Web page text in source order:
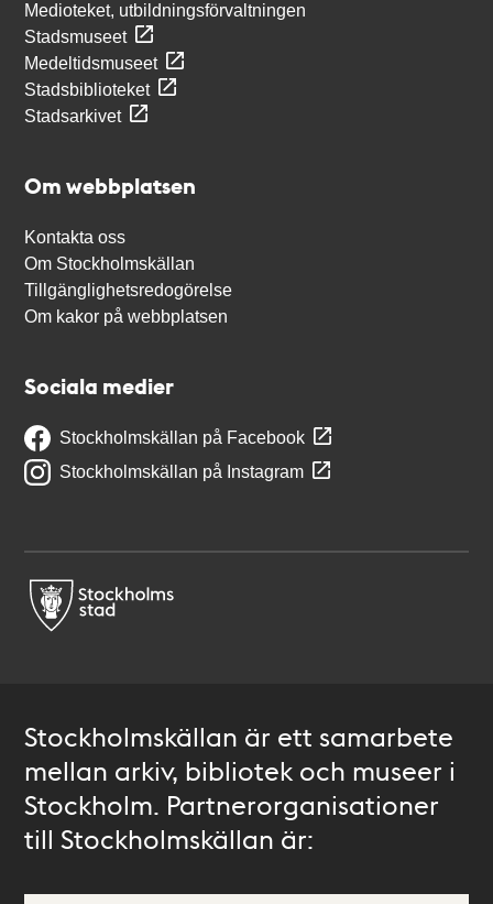
Medioteket, utbildningsförvaltningen
Stadsmuseet
Medeltidsmuseet
Stadsbiblioteket
Stadsarkivet
Om webbplatsen
Kontakta oss
Om Stockholmskällan
Tillgänglighetsredogörelse
Om kakor på webbplatsen
Sociala medier
Stockholmskällan på Facebook
Stockholmskällan på Instagram
Stockholmskällan är ett samarbete
mellan arkiv, bibliotek och museer i
Stockholm. Partnerorganisationer
till Stockholmskällan är: